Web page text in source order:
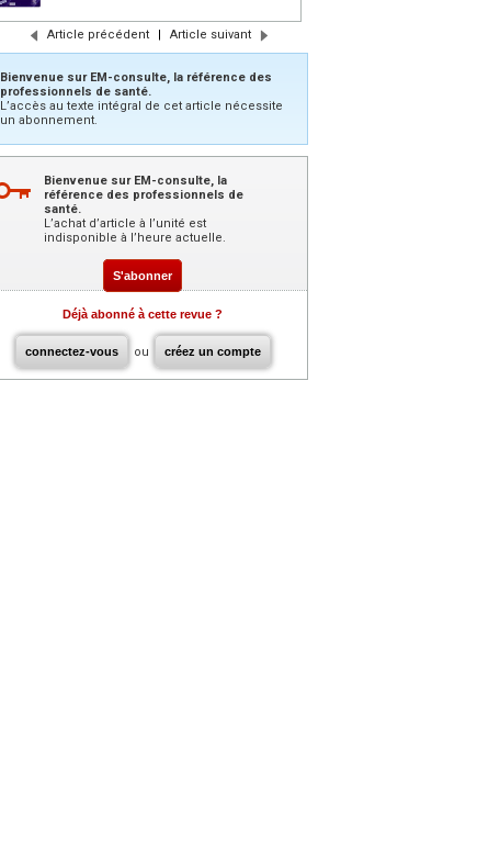
Article précédent | Article suivant
Bienvenue sur EM-consulte, la référence des
professionnels de santé.
L’accès au texte intégral de cet article nécessite
un abonnement.
Bienvenue sur EM-consulte, la
référence des professionnels de
santé.
L’achat d’article à l’unité est
indisponible à l’heure actuelle.
S'abonner
Déjà abonné à cette revue ?
connectez-vous ou créez un compte